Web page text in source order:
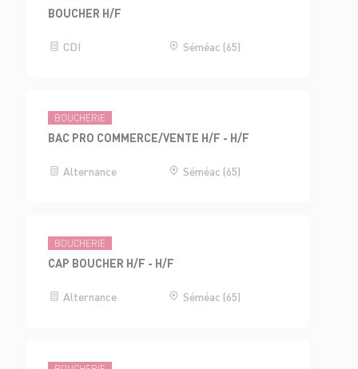
BOUCHER H/F
CDI Séméac (65)
BOUCHERIE
BAC PRO COMMERCE/VENTE H/F - H/F
Alternance Séméac (65)
BOUCHERIE
CAP BOUCHER H/F - H/F
Alternance Séméac (65)